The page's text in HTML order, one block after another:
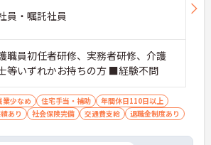
員・嘱託社員
職員初任者研修、実務者研修、介護
等いずれかお持ちの方 ■経験不問
業少なめ 住宅手当・補助
年間休日110日以上
あり
社会保険完備 交通費支給 退職金制度あり